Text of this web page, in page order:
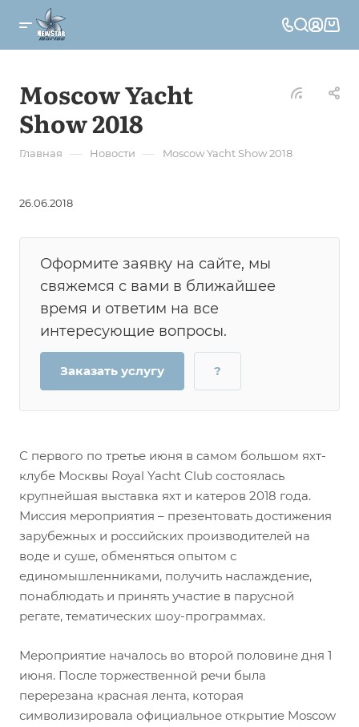
Moscow Yacht
Show 2018
Главная — Новости — Moscow Yacht Show 2018
26.06.2018
Оформите заявку на сайте, мы
свяжемся с вами в ближайшее
время и ответим на все
интересующие вопросы.
Заказать услугу ?
С первого по третье июня в самом большом яхт-
клубе Москвы Royal Yacht Club состоялась
крупнейшая выставка яхт и катеров 2018 года.
Миссия мероприятия – презентовать достижения
зарубежных и российских производителей на
воде и суше, обменяться опытом с
единомышленниками, получить наслаждение,
понаблюдать и принять участие в парусной
регате, тематических шоу-программах.
Мероприятие началось во второй половине дня 1
июня. После торжественной речи была
перерезана красная лента, которая
символизировала официальное открытие Moscow